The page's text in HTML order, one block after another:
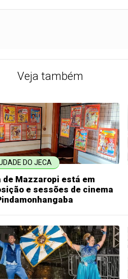
Veja também
DO JECA
de Mazzaropi está em
e sessões de cinema